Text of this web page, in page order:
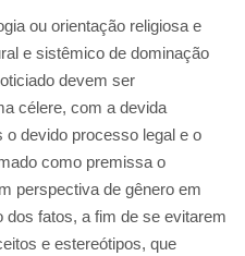
ou orientação religiosa e
e sistêmico de dominação
devem ser
célere, com a devida
devido processo legal e o
como premissa o
perspectiva de gênero em
fatos, a fim de se evitarem
e estereótipos, que